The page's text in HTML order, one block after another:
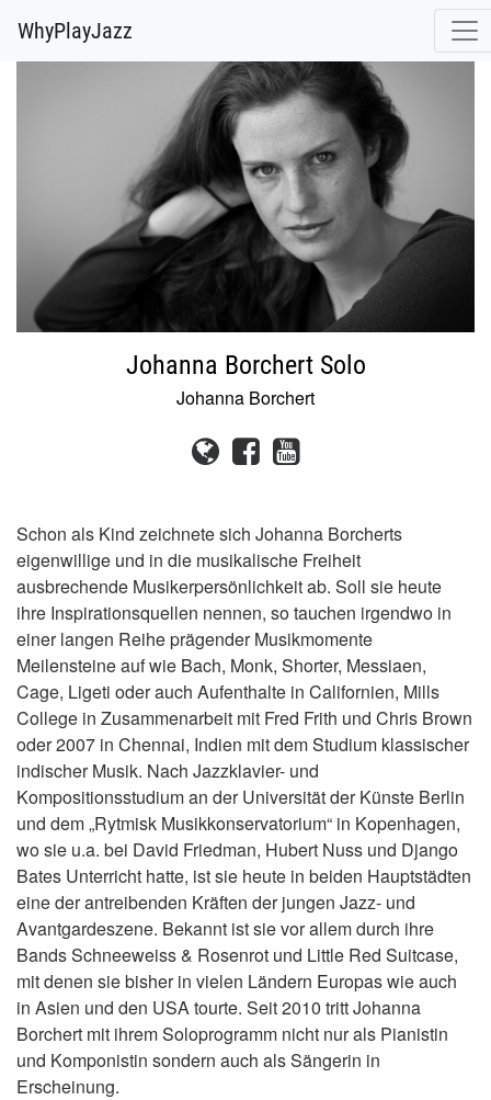
@release.cover_front.variant(resize_to_fit: [700, 700]).url
WhyPlayJazz
Johanna Borchert Solo
Johanna Borchert
Schon als Kind zeichnete sich Johanna Borcherts
eigenwillige und in die musikalische Freiheit
ausbrechende Musikerpersönlichkeit ab. Soll sie heute
ihre Inspirationsquellen nennen, so tauchen irgendwo in
einer langen Reihe prägender Musikmomente
Meilensteine auf wie Bach, Monk, Shorter, Messiaen,
Cage, Ligeti oder auch Aufenthalte in Californien, Mills
College in Zusammenarbeit mit Fred Frith und Chris Brown
oder 2007 in Chennai, Indien mit dem Studium klassischer
indischer Musik. Nach Jazzklavier- und
Kompositionsstudium an der Universität der Künste Berlin
und dem „Rytmisk Musikkonservatorium“ in Kopenhagen,
wo sie u.a. bei David Friedman, Hubert Nuss und Django
Bates Unterricht hatte, ist sie heute in beiden Hauptstädten
eine der antreibenden Kräften der jungen Jazz- und
Avantgardeszene. Bekannt ist sie vor allem durch ihre
Bands Schneeweiss & Rosenrot und Little Red Suitcase,
mit denen sie bisher in vielen Ländern Europas wie auch
in Asien und den USA tourte. Seit 2010 tritt Johanna
Borchert mit ihrem Soloprogramm nicht nur als Pianistin
und Komponistin sondern auch als Sängerin in
Erscheinung.